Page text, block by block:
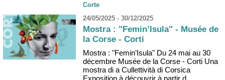
Corte
24/05/2025 - 30/12/2025
Mostra : "Femin’Isula" - Musée de
la Corse - Corti
Mostra : "Femin’Isula" Du 24 mai au 30
décembre Musée de la Corse - Corti Una
mostra di a Cullettività di Corsica